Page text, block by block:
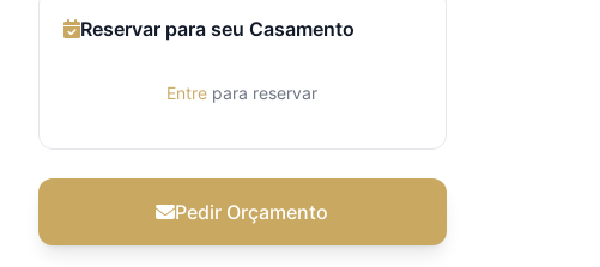
Reservar para seu Casamento
Entre para reservar
Pedir Orçamento